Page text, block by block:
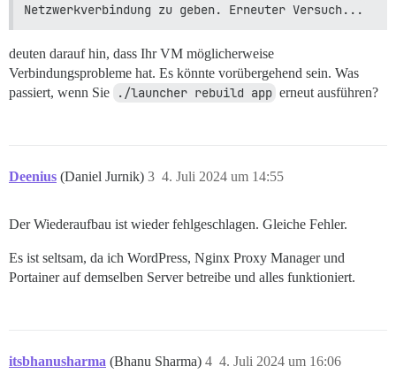
Netzwerkverbindung zu geben. Erneuter Versuch...
deuten darauf hin, dass Ihr VM möglicherweise
Verbindungsprobleme hat. Es könnte vorübergehend sein. Was
passiert, wenn Sie
./launcher rebuild app erneut ausführen?
Deenius (Daniel Jurnik) 4. Juli 2024 um 14:55
3
Der Wiederaufbau ist wieder fehlgeschlagen. Gleiche Fehler.
Es ist seltsam, da ich WordPress, Nginx Proxy Manager und
Portainer auf demselben Server betreibe und alles funktioniert.
itsbhanusharma (Bhanu Sharma) 4. Juli 2024 um 16:06
4